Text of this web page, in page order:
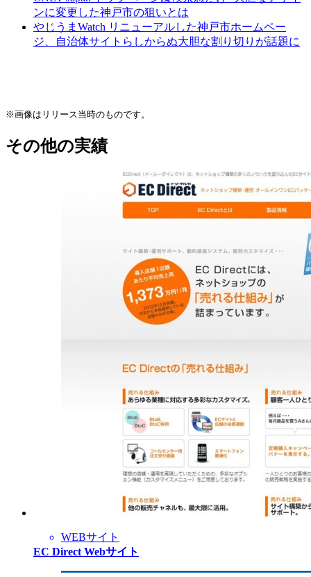
ンに変更した神戸市の狙いとは
やじうまWatch リニューアルした神戸市ホームペー
ジ、自治体サイトらしからぬ大胆な割り切りが話題に
※画像はリリース当時のものです。
その他の実績
WEBサイト
EC Direct Webサイト